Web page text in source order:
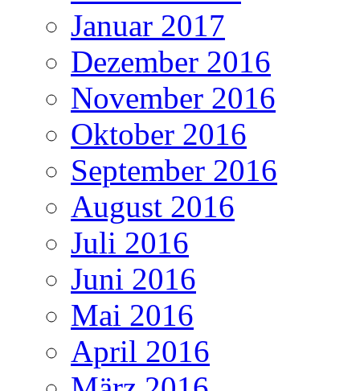
Januar 2017
Dezember 2016
November 2016
Oktober 2016
September 2016
August 2016
Juli 2016
Juni 2016
Mai 2016
April 2016